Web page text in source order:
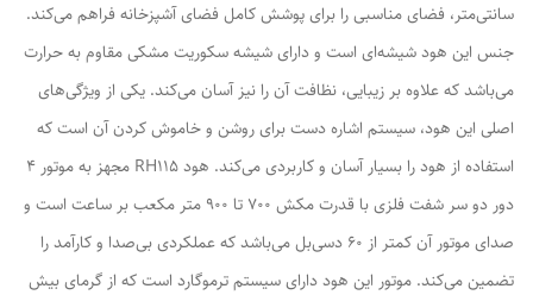
سانتی‌متر، فضای مناسبی را برای پوشش کامل فضای آشپزخانه فراهم می‌کند.
جنس این هود شیشه‌ای است و دارای شیشه سکوریت مشکی مقاوم به حرارت
می‌باشد که علاوه بر زیبایی، نظافت آن را نیز آسان می‌کند. یکی از ویژگی‌های
اصلی این هود، سیستم اشاره دست برای روشن و خاموش کردن آن است که
استفاده از هود را بسیار آسان و کاربردی می‌کند. هود RH115 مجهز به موتور ۴
دور دو سر شفت فلزی با قدرت مکش ۷۰۰ تا ۹۰۰ متر مکعب بر ساعت است و
صدای موتور آن کمتر از ۶۰ دسی‌بل می‌باشد که عملکردی بی‌صدا و کارآمد را
تضمین می‌کند. موتور این هود دارای سیستم ترموگارد است که از گرمای بیش